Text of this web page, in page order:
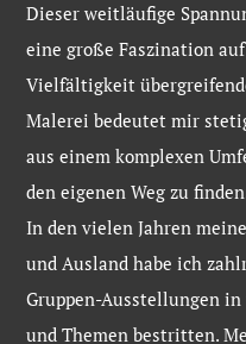
Dieser weitläufige
eine große Faszination
Vielfältigkeit
Malerei bedeutet mir
aus einem komplexen
den eigenen Weg zu
In den vielen Jahren
und Ausland habe ich
Gruppen-Ausstellungen
und Themen bestritten.